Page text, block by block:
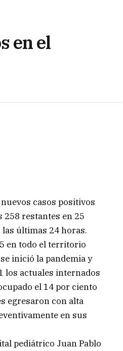
en el
casos positivos
258 restantes en 25
últimas 24 horas.
en todo el territorio
inició la pandemia y
los actuales internados
el 14 por ciento
egresaron con alta
en sus
pediátrico Juan Pablo